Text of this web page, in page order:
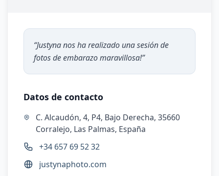
“Justyna nos ha realizado una sesión de
fotos de embarazo maravillosa!”
Datos de contacto
C. Alcaudón, 4, P4, Bajo Derecha, 35660
Corralejo, Las Palmas, España
+34 657 69 52 32
justynaphoto.com